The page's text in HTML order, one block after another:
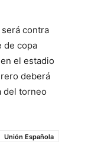
contra
de copa
el estadio
deberá
del torneo
Unión Española